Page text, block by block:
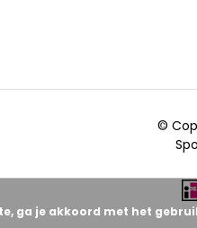
©
ga je akkoord met het